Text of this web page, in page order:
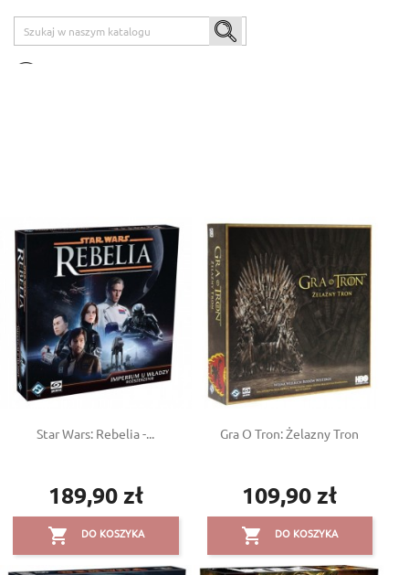
Star Wars: Rebelia -...
Cena
189,90 zł
 DO KOSZYKA
Gra O Tron: Żelazny Tron
Cena
109,90 zł
 DO KOSZYKA